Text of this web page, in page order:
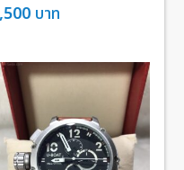
บาท